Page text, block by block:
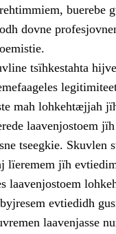
buerebe
dovne
tsïhkestahta
mah lohkehtæjjah
laavenjostoem
tseegkie. Skuvlen
jïh
laavenjostoem
evtiedidh
laavenjasse